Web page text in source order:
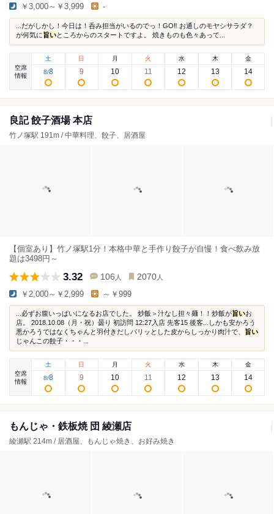
￥3,000～￥3,999 -
...だがしかし！今日は！呑み担当がいるのでっ！GO‼︎ お通しのモヤシサラダ？
が何気に旨いところからのスタートですよ。 焼きものも色々あって...
空席
情報
土
8/8
日
9
月
10
火
11
水
12
木
13
金
14
良記 餃子酒場 本店
竹ノ塚駅 191m / 中華料理、餃子、居酒屋
【個室あり】竹ノ塚駅1分！本格中華と手作り餃子が自慢！食べ飲み放
題は3498円～
3.32 106 人 2070 人
￥2,000～￥2,999 ～￥999
...必ずお腹いっぱいになるお店でした。 炒飯＞汁なし担々麺！！炒飯が旨いお
店。 2018.10.08（月・祝）曇り 初訪問 12:27入店 先客15 後客...しかも安かろう
悪かろうではなくちゃんと羽付きだしパリッとした皮からしっかり肉汁で、 旨い
じゃんこの餃子・・・...
空席
情報
土
8/8
日
9
月
10
火
11
水
12
木
13
金
14
もんじゃ・鉄板焼 団 綾瀬店
綾瀬駅 214m / 居酒屋、もんじゃ焼き、お好み焼き